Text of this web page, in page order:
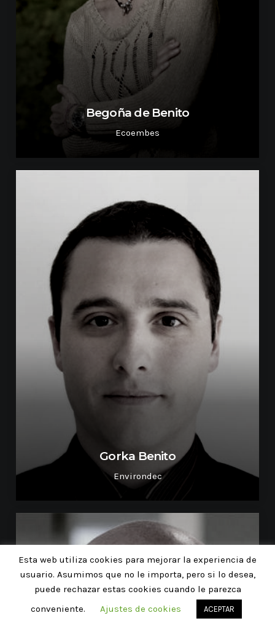
Begoña de Benito
Ecoembes
Gorka Benito
Environdec
Esta web utiliza cookies para mejorar la experiencia de
usuario. Asumimos que no le importa, pero si lo desea,
puede rechazar estas cookies cuando le parezca
conveniente.
Ajustes de cookies ACEPTAR